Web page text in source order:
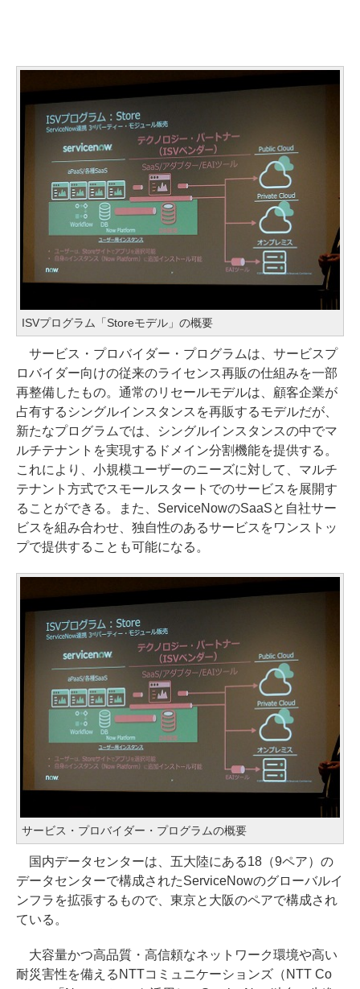
ISVプログラム「Storeモデル」の概要
サービス・プロバイダー・プログラムは、サービスプ
ロバイダー向けの従来のライセンス再販の仕組みを一部
再整備したもの。通常のリセールモデルは、顧客企業が
占有するシングルインスタンスを再販するモデルだが、
新たなプログラムでは、シングルインスタンスの中でマ
ルチテナントを実現するドメイン分割機能を提供する。
これにより、小規模ユーザーのニーズに対して、マルチ
テナント方式でスモールスタートでのサービスを展開す
ることができる。また、ServiceNowのSaaSと自社サー
ビスを組み合わせ、独自性のあるサービスをワンストッ
プで提供することも可能になる。
サービス・プロバイダー・プログラムの概要
国内データセンターは、五大陸にある18（9ペア）の
データセンターで構成されたServiceNowのグローバルイ
ンフラを拡張するもので、東京と大阪のペアで構成され
ている。
大容量かつ高品質・高信頼なネットワーク環境や高い
耐災害性を備えるNTTコミュニケーションズ（NTT Co